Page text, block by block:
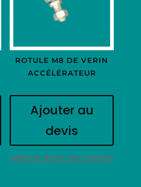
ROTULE M8 DE VERIN
ACCÉLÉRATEUR
Ajouter au
devis
Mettre dans les favoris